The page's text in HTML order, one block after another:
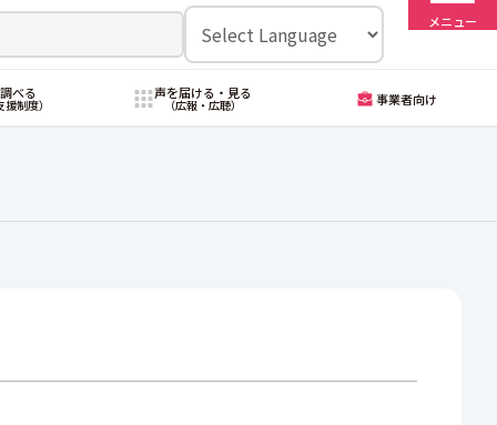
メニュー
べる
援制度）
声を届ける・見る
（広報・広聴） 事業者向け